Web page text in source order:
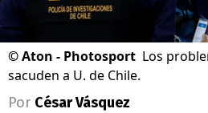
©Aton - Photosport Los
sacuden a U. de Chile.
Por César Vásquez